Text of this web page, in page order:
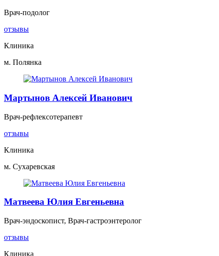
Врач-подолог
отзывы
Клиника
м. Полянка
Мартынов Алексей Иванович
Врач-рефлексотерапевт
отзывы
Клиника
м. Сухаревская
Матвеева Юлия Евгеньевна
Врач-эндоскопист, Врач-гастроэнтеролог
отзывы
Клиника